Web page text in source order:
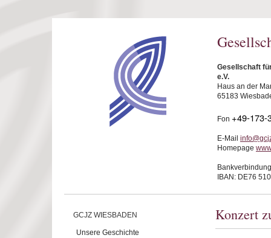
Gesellschaft
e.V.
Haus an der
65183
Fon +49-173-
E-Mail
Homepage
IBAN: DE76
GCJZ WIESBADEN
Unsere Geschichte
Konzert